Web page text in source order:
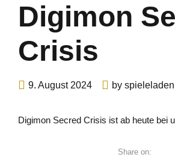
Digimon
Crisis
9. August 2024 by spieleladen
Digimon Secred Crisis ist ab heute bei
Share on: